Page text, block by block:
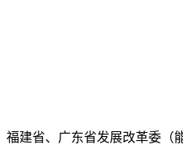
福建省、广东省发展改革委（